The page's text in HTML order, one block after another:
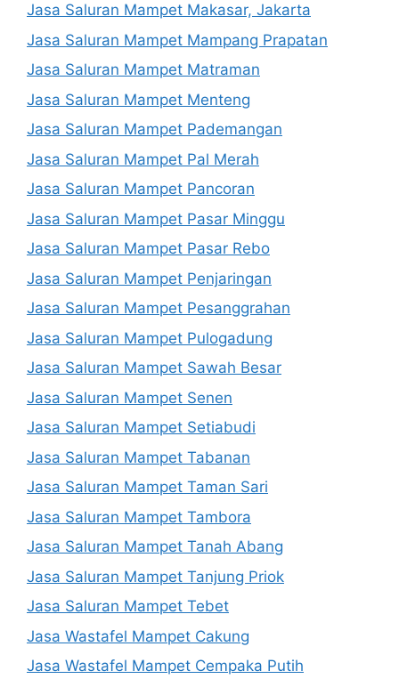
Jasa Saluran Mampet Makasar, Jakarta
Jasa Saluran Mampet Mampang Prapatan
Jasa Saluran Mampet Matraman
Jasa Saluran Mampet Menteng
Jasa Saluran Mampet Pademangan
Jasa Saluran Mampet Pal Merah
Jasa Saluran Mampet Pancoran
Jasa Saluran Mampet Pasar Minggu
Jasa Saluran Mampet Pasar Rebo
Jasa Saluran Mampet Penjaringan
Jasa Saluran Mampet Pesanggrahan
Jasa Saluran Mampet Pulogadung
Jasa Saluran Mampet Sawah Besar
Jasa Saluran Mampet Senen
Jasa Saluran Mampet Setiabudi
Jasa Saluran Mampet Tabanan
Jasa Saluran Mampet Taman Sari
Jasa Saluran Mampet Tambora
Jasa Saluran Mampet Tanah Abang
Jasa Saluran Mampet Tanjung Priok
Jasa Saluran Mampet Tebet
Jasa Wastafel Mampet Cakung
Jasa Wastafel Mampet Cempaka Putih